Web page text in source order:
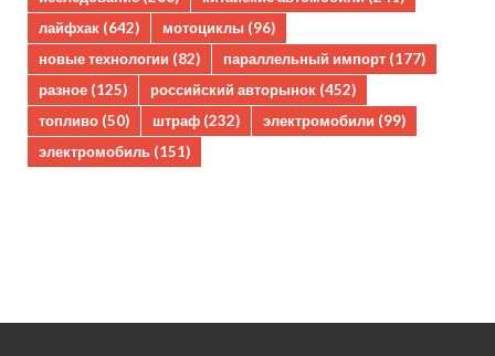
лайфхак (642) мотоциклы (96)
новые технологии (82) параллельный импорт (177)
разное (125) российский авторынок (452)
топливо (50) штраф (232) электромобили (99)
электромобиль (151)